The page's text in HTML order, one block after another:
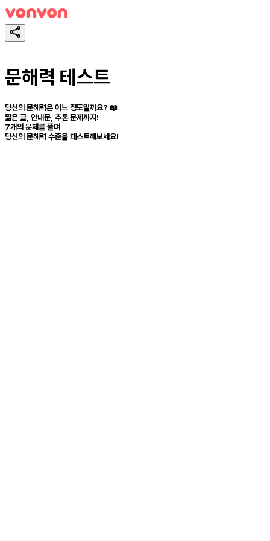
문해력 테스트
당신의 문해력은 어느 정도일까요? 📖
짧은 글, 안내문, 추론 문제까지!
7개의 문제를 풀며
당신의 문해력 수준을 테스트해보세요!